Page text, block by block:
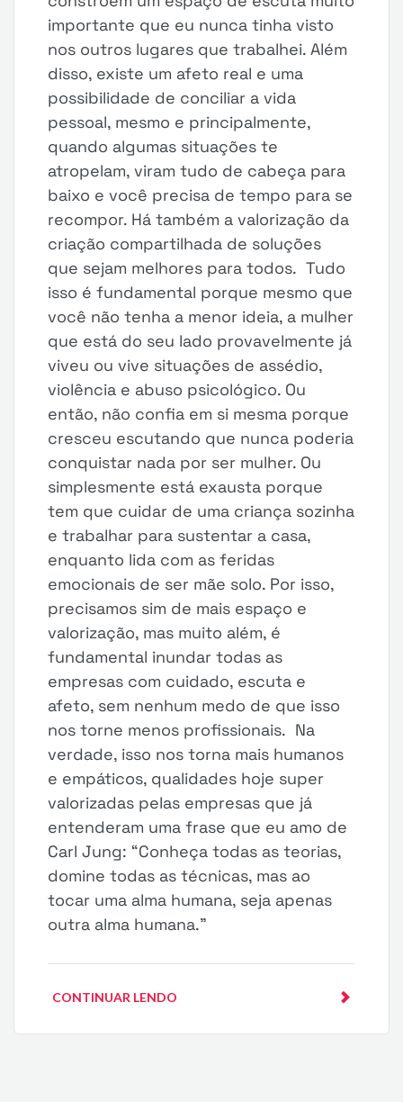
importante que eu nunca tinha visto
nos outros lugares que trabalhei. Além
disso, existe um afeto real e uma
possibilidade de conciliar a vida
pessoal, mesmo e principalmente,
quando algumas situações te
atropelam, viram tudo de cabeça para
baixo e você precisa de tempo para se
recompor. Há também a valorização da
criação compartilhada de soluções
que sejam melhores para todos. Tudo
isso é fundamental porque mesmo que
você não tenha a menor ideia, a mulher
que está do seu lado provavelmente já
viveu ou vive situações de assédio,
violência e abuso psicológico. Ou
então, não confia em si mesma porque
cresceu escutando que nunca poderia
conquistar nada por ser mulher. Ou
simplesmente está exausta porque
tem que cuidar de uma criança sozinha
e trabalhar para sustentar a casa,
enquanto lida com as feridas
emocionais de ser mãe solo. Por isso,
precisamos sim de mais espaço e
valorização, mas muito além, é
fundamental inundar todas as
empresas com cuidado, escuta e
afeto, sem nenhum medo de que isso
nos torne menos profissionais. Na
verdade, isso nos torna mais humanos
e empáticos, qualidades hoje super
valorizadas pelas empresas que já
entenderam uma frase que eu amo de
Carl Jung: “Conheça todas as teorias,
domine todas as técnicas, mas ao
tocar uma alma humana, seja apenas
outra alma humana.”
CONTINUAR LENDO